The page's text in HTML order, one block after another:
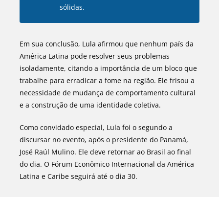
sólidas.
Em sua conclusão, Lula afirmou que nenhum país da
América Latina pode resolver seus problemas
isoladamente, citando a importância de um bloco que
trabalhe para erradicar a fome na região. Ele frisou a
necessidade de mudança de comportamento cultural
e a construção de uma identidade coletiva.
Como convidado especial, Lula foi o segundo a
discursar no evento, após o presidente do Panamá,
José Raúl Mulino. Ele deve retornar ao Brasil ao final
do dia. O Fórum Econômico Internacional da América
Latina e Caribe seguirá até o dia 30.